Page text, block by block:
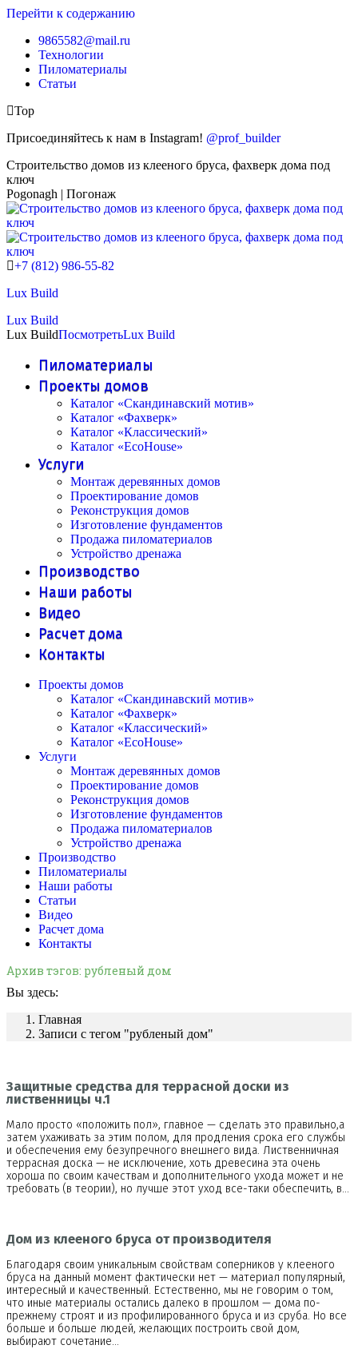
Перейти к содержанию
9865582@mail.ru
Технологии
Пиломатериалы
Статьи
Top
Присоединяйтесь к нам в Instagram! @prof_builder
Строительство домов из клееного бруса, фахверк дома под
ключ
Pogonagh | Погонаж
+7 (812) 986-55-82
Lux Build
Lux Build
Lux BuildПосмотретьLux Build
Пиломатериалы
Проекты домов
Каталог «Скандинавский мотив»
Каталог «Фахверк»
Каталог «Классический»
Каталог «EcoHouse»
Услуги
Монтаж деревянных домов
Проектирование домов
Реконструкция домов
Изготовление фундаментов
Продажа пиломатериалов
Устройство дренажа
Производство
Наши работы
Видео
Расчет дома
Контакты
Проекты домов
Каталог «Скандинавский мотив»
Каталог «Фахверк»
Каталог «Классический»
Каталог «EcoHouse»
Услуги
Монтаж деревянных домов
Проектирование домов
Реконструкция домов
Изготовление фундаментов
Продажа пиломатериалов
Устройство дренажа
Производство
Пиломатериалы
Наши работы
Статьи
Видео
Расчет дома
Контакты
Архив тэгов: рубленый дом
Вы здесь:
Главная
Записи с тегом "рубленый дом"
Защитные средства для террасной доски из
лиственницы ч.1
Мало просто «положить пол», главное — сделать это правильно,а
затем ухаживать за этим полом, для продления срока его службы
и обеспечения ему безупречного внешнего вида. Лиственничная
террасная доска — не исключение, хоть древесина эта очень
хороша по своим качествам и дополнительного ухода может и не
требовать (в теории), но лучше этот уход все-таки обеспечить, в…
Дом из клееного бруса от производителя
Благодаря своим уникальным свойствам соперников у клееного
бруса на данный момент фактически нет — материал популярный,
интересный и качественный. Естественно, мы не говорим о том,
что иные материалы остались далеко в прошлом — дома по-
прежнему строят и из профилированного бруса и из сруба. Но все
больше и больше людей, желающих построить свой дом,
выбирают сочетание…